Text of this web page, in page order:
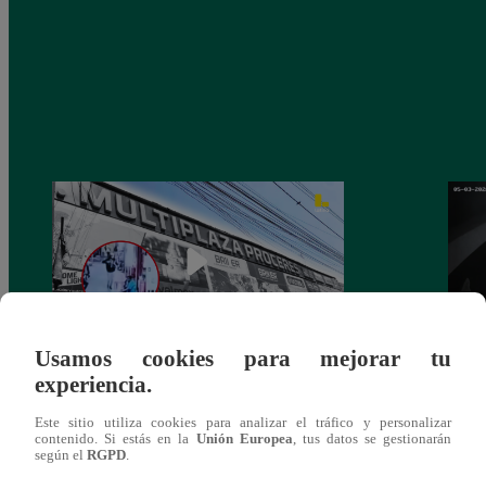
Asesinan a comerciante ferretero dentro de
Usamos cookies para mejorar tu
experiencia.
Este sitio utiliza cookies para analizar el tráfico y personalizar
contenido. Si estás en la Unión Europea, tus datos se gestionarán
según el RGPD.